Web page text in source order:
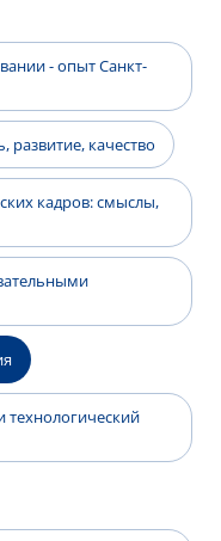
- опыт Санкт-
качество
кадров: смыслы,
технологический